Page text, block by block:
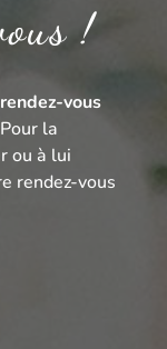
!
vous
la
ou à lui
rendez-vous